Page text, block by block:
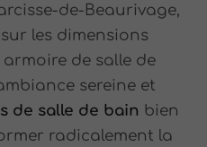
de-Beaurivage,
les dimensions
de salle de
sereine et
de salle de bain bien
radicalement la